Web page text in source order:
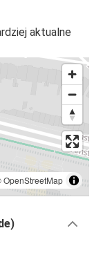
aktualne
OpenStreetMap